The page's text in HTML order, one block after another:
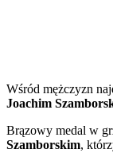
Wśród mężczyzn
Joachim
Brązowy medal w
Szamborskim,